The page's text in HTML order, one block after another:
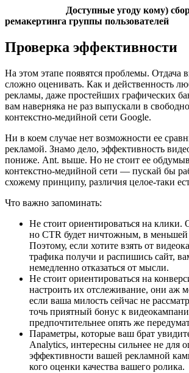
Доступные угоду кому)
ремакертинга группы пользователей
Проверка эффективности
На этом этапе появятся проблемы. Отдача
сложно оценивать. Как и действенность
рекламы, даже простейших графических
вам наверняка не раз выпускали в
контекстно-медийной сети Google.
Ни в коем случае нет возможности ее
рекламой. Знамо дело, эффективность
пониже. Ant. выше. Но не стоит ее
контекстно-медийной сети — пускай бы
схожему принципу, различия целое-таки
Что важно запоминать:
Не стоит ориентироваться на клики.
но CTR будет ничтожным, в меньшей
Поэтому, если хотите взять от
трафика получи и распишись сайт,
немедленно отказаться от мысли.
Не стоит ориентироваться на
настроить их отслеживание, они аж
если ваша милость сейчас не
точь приятный бонус к
предпочтительнее опять же
Параметры, которые ваш брат
Analytics, интересны сильнее не для
эффективности вашей рекламной
кого оценки качества вашего ролика.